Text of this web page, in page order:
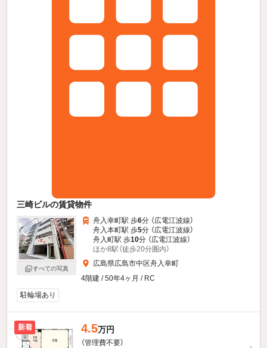
三崎ビルの賃貸物件
すべての写真
舟入幸町駅 歩6分 （広電江波線）
舟入本町駅 歩5分 （広電江波線）
舟入町駅 歩10分 （広電江波線）
ほか8駅（徒歩20分圏内）
広島県広島市中区舟入幸町
4階建 / 50年4ヶ月 / RC
駐輪場あり
新着 4.5万円
（管理費不要）